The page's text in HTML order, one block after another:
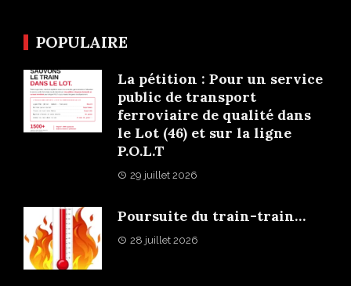
POPULAIRE
La pétition : Pour un service
public de transport
ferroviaire de qualité dans
le Lot (46) et sur la ligne
P.O.L.T
29 juillet 2026
Poursuite du train-train…
28 juillet 2026